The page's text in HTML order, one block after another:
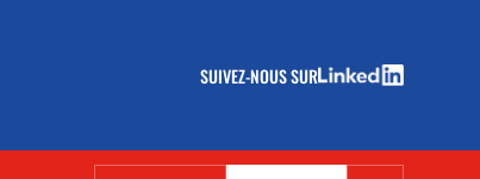
SUIVEZ-NOUS SUR
(NOUVELLE FENÊTRE)